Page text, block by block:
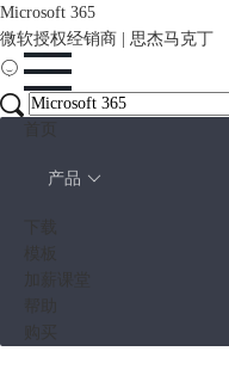
Microsoft 365
微软授权经销商 | 思杰马克丁
产品